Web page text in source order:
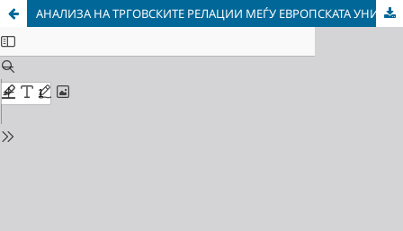
АНАЛИЗА НА ТРГОВСКИТЕ РЕЛАЦИИ МЕЃУ ЕВРОПСКАТА УНИЈА И РУСИЈА